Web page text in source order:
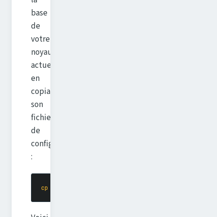
base
de
votre
noyau
actuell,
en
copiant
son
fichier
de
configuration
:
cp